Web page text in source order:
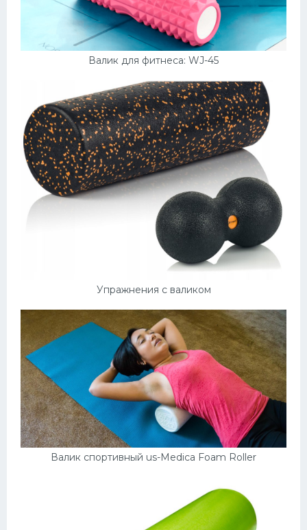
Валик для фитнеса: WJ-45
Упражнения с валиком
Валик спортивный us-Medica Foam Roller